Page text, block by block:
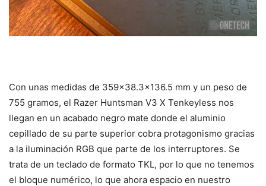
Con unas medidas de 359×38.3×136.5 mm y un peso de
755 gramos, el Razer Huntsman V3 X Tenkeyless nos
llegan en un acabado negro mate donde el aluminio
cepillado de su parte superior cobra protagonismo gracias
a la iluminación RGB que parte de los interruptores. Se
trata de un teclado de formato TKL, por lo que no tenemos
el bloque numérico, lo que ahora espacio en nuestro